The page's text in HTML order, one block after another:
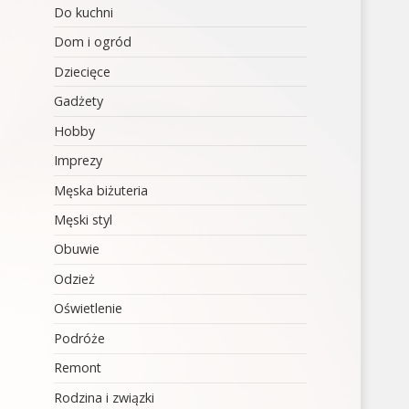
Do kuchni
Dom i ogród
Dziecięce
Gadżety
Hobby
Imprezy
Męska biżuteria
Męski styl
Obuwie
Odzież
Oświetlenie
Podróże
Remont
Rodzina i związki